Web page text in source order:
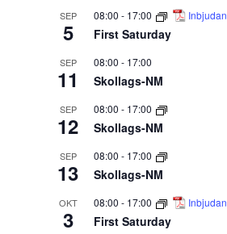
SEP
5
08:00 - 17:00 Inbjudan
First Saturday
SEP
11
08:00 - 17:00
Skollags-NM
SEP
12
08:00 - 17:00
Skollags-NM
SEP
13
08:00 - 17:00
Skollags-NM
OKT
3
08:00 - 17:00 Inbjudan
First Saturday